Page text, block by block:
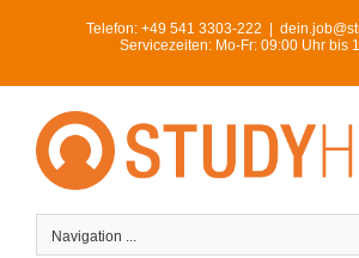
Telefon: +49 541 3303-222
Servicezeiten: Mo-Fr: 09:00 Uhr bis
Navigation ...